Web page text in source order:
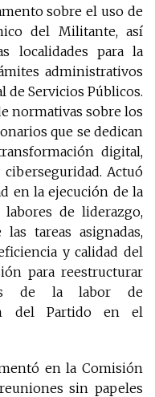
sobre el uso de
del Militante, así
localidades para la
administrativos
de Servicios Públicos.
normativas sobre los
que se dedican
digital,
Actuó
en la ejecución de la
de liderazgo,
tareas asignadas,
y calidad del
para reestructurar
de la labor de
del Partido en el
en la Comisión
sin papeles